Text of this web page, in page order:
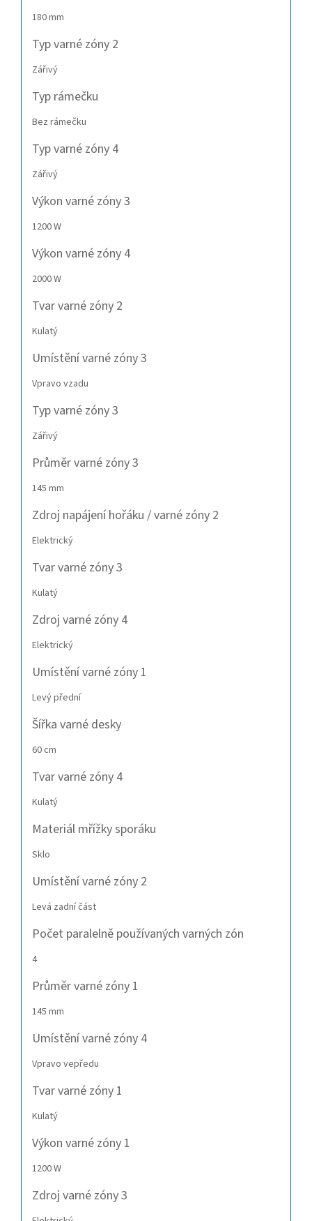
180 mm
Typ varné zóny 2
Zářivý
Typ rámečku
Bez rámečku
Typ varné zóny 4
Zářivý
Výkon varné zóny 3
1200 W
Výkon varné zóny 4
2000 W
Tvar varné zóny 2
Kulatý
Umístění varné zóny 3
Vpravo vzadu
Typ varné zóny 3
Zářivý
Průměr varné zóny 3
145 mm
Zdroj napájení hořáku / varné zóny 2
Elektrický
Tvar varné zóny 3
Kulatý
Zdroj varné zóny 4
Elektrický
Umístění varné zóny 1
Levý přední
Šířka varné desky
60 cm
Tvar varné zóny 4
Kulatý
Materiál mřížky sporáku
Sklo
Umístění varné zóny 2
Levá zadní část
Počet paralelně používaných varných zón
4
Průměr varné zóny 1
145 mm
Umístění varné zóny 4
Vpravo vepředu
Tvar varné zóny 1
Kulatý
Výkon varné zóny 1
1200 W
Zdroj varné zóny 3